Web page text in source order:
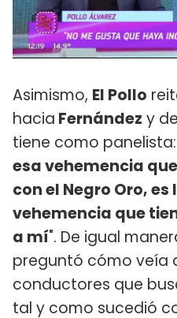
Asimismo, El Pollo
hacia Fernández y
tiene como
esa vehemencia
con el Negro Oro,
vehemencia que
a mí". De igual
preguntó cómo veía
conductores que
tal y como sucedió